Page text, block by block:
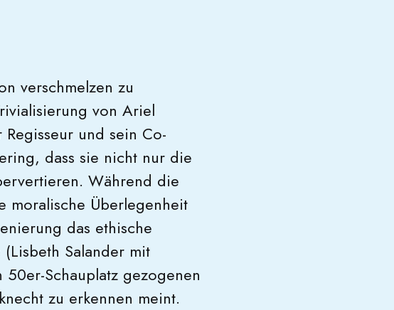
verschmelzen zu
von Ariel
und sein Co-
dass sie nicht nur die
Während die
moralische Überlegenheit
das ethische
Salander mit
Schauplatz gezogenen
zu erkennen meint.